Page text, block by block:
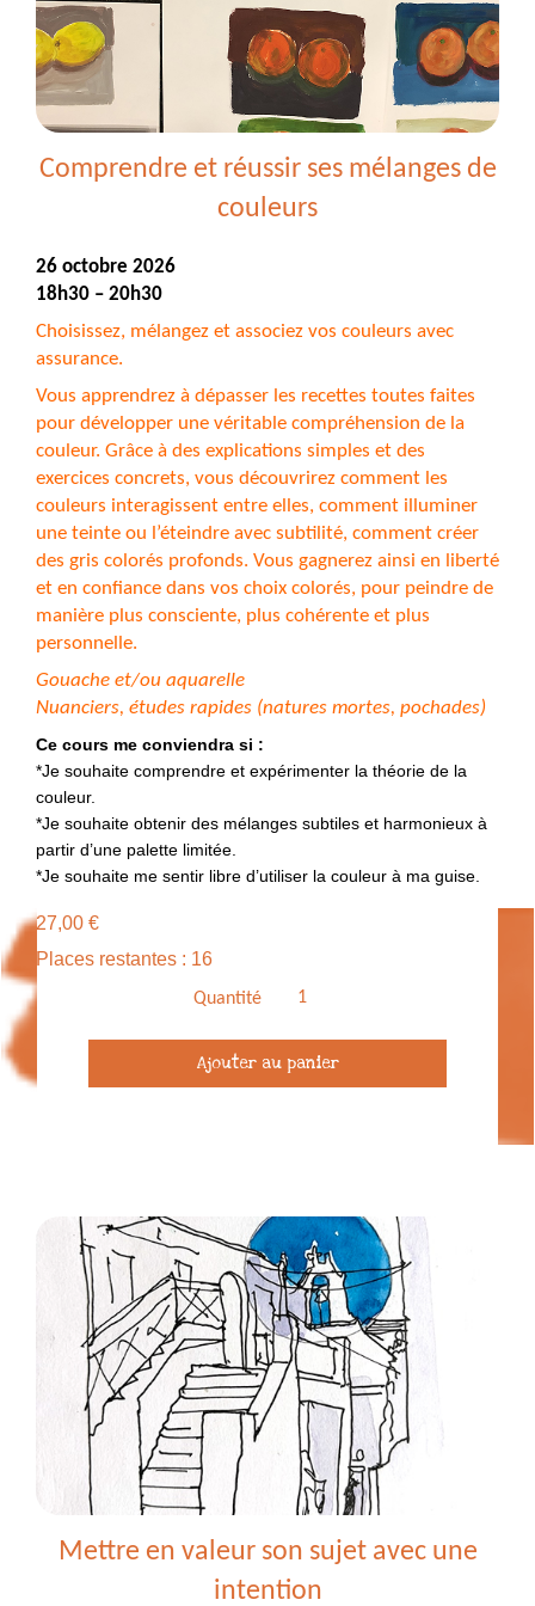
couleur
colorier
-
23
2026
Comprendre et réussir ses mélanges de
couleurs
26 octobre 2026
18h30 – 20h30
Choisissez, mélangez et associez vos couleurs avec
assurance.
Vous apprendrez à dépasser les recettes toutes faites
pour développer une véritable compréhension de la
couleur. Grâce à des explications simples et des
exercices concrets, vous découvrirez comment les
couleurs interagissent entre elles, comment illuminer
une teinte ou l’éteindre avec subtilité, comment créer
des gris colorés profonds. Vous gagnerez ainsi en liberté
et en confiance dans vos choix colorés, pour peindre de
manière plus consciente, plus cohérente et plus
personnelle.
Gouache et/ou aquarelle
Nuanciers, études rapides (natures mortes, pochades)
Ce cours me conviendra si :
*Je souhaite comprendre et expérimenter la théorie de la
couleur.
*Je souhaite obtenir des mélanges subtiles et harmonieux à
partir d’une palette limitée.
*Je souhaite me sentir libre d’utiliser la couleur à ma guise.
27,00 €
Places restantes : 16
Quantité
de
Comprendre
et
réussir
ses
mélanges
de
couleurs
-
26
octobre
Ajouter au panier
Mettre en valeur son sujet avec une
intention